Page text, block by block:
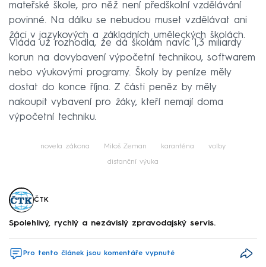
mateřské škole, pro něž není předškolní vzdělávání
povinné. Na dálku se nebudou muset vzdělávat ani
žáci v jazykových a základních uměleckých školách.
Vláda už rozhodla, že dá školám navíc 1,3 miliardy
korun na dovybavení výpočetní technikou, softwarem
nebo výukovými programy. Školy by peníze měly
dostat do konce října. Z části peněz by měly
nakoupit vybavení pro žáky, kteří nemají doma
výpočetní techniku.
novela zákona Miloš Zeman karanténa volby
distanční výuka
ČTK
Spolehlivý, rychlý a nezávislý zpravodajský servis.
Pro tento článek jsou komentáře vypnuté